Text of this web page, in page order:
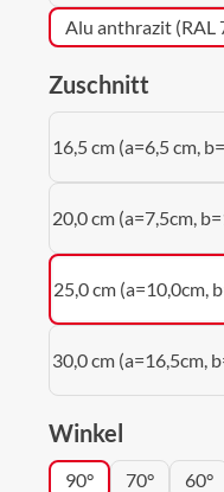
Alu anthrazit (RAL
Zuschnitt
16,5 cm (a=6,5 cm,
20,0 cm (a=7,5cm,
25,0 cm (a=10,0cm,
30,0 cm (a=16,5cm,
Winkel
90° 70° 60°